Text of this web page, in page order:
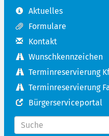
Aktuelles
Formulare
Kontakt
Wunschkennzeichen
Terminreservierung
Terminreservierung
Bürgerserviceportal